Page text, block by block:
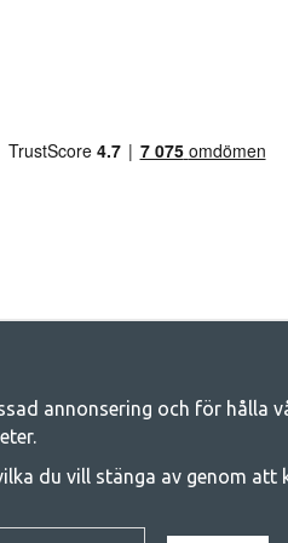
för camping och
utrustning för camping och
All rights reserved.
annonsering och för hålla
du vill stänga av genom att